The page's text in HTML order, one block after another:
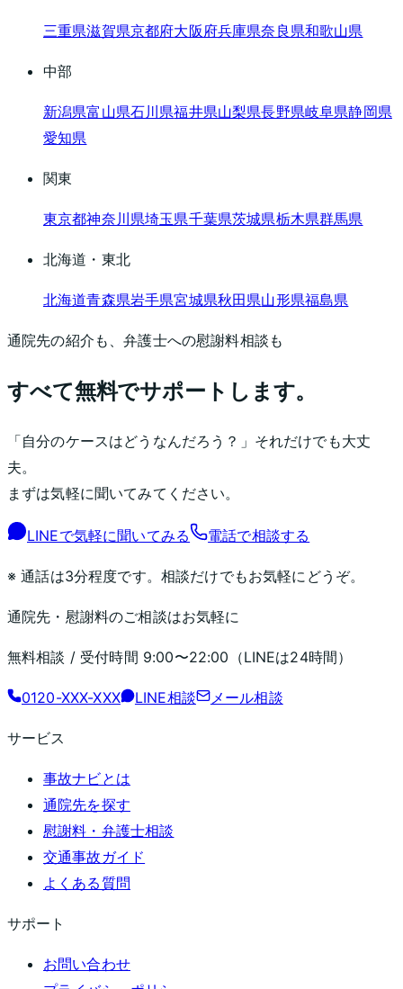
三重県滋賀県京都府大阪府兵庫県奈良県和歌山県
中部
新潟県富山県石川県福井県山梨県長野県岐阜県静岡県
愛知県
関東
東京都神奈川県埼玉県千葉県茨城県栃木県群馬県
北海道・東北
北海道青森県岩手県宮城県秋田県山形県福島県
通院先の紹介も、弁護士への慰謝料相談も
すべて無料でサポートします。
「自分のケースはどうなんだろう？」それだけでも大丈
夫。
まずは気軽に聞いてみてください。
LINEで気軽に聞いてみる 電話で相談する
※ 通話は3分程度です。相談だけでもお気軽にどうぞ。
通院先・慰謝料のご相談はお気軽に
無料相談 / 受付時間 9:00〜22:00 （LINEは24時間）
0120-XXX-XXX LINE相談 メール相談
サービス
事故ナビとは
通院先を探す
慰謝料・弁護士相談
交通事故ガイド
よくある質問
サポート
お問い合わせ